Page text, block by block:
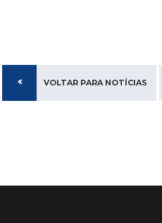
VOLTAR PARA NOTÍCIAS